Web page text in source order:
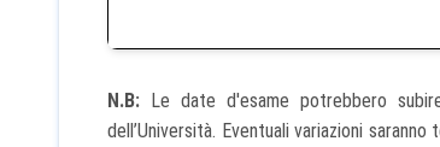
N.B: Le date d'esame potrebbero
dell’Università. Eventuali variazioni